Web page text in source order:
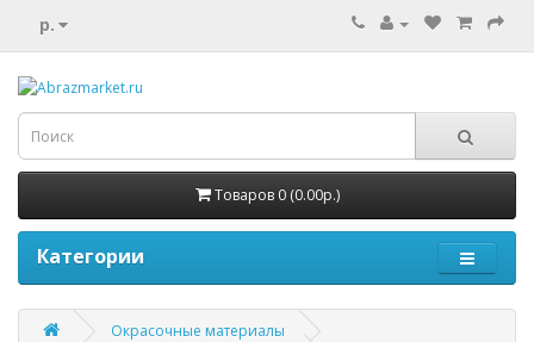
р.
Товаров 0 (0.00р.)
Категории
Окрасочные материалы